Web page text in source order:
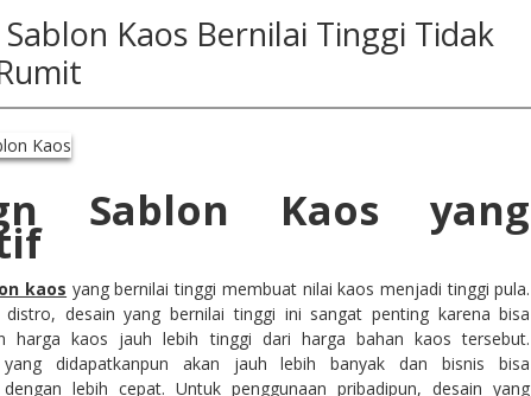
Sablon Kaos Bernilai Tinggi Tidak
Sablon Kaos yang
kaos yang bernilai tinggi membuat nilai kaos menjadi tinggi pula.
distro, desain yang bernilai tinggi ini sangat penting karena bisa
harga kaos jauh lebih tinggi dari harga bahan kaos tersebut.
yang didapatkanpun akan jauh lebih banyak dan bisnis bisa
lebih cepat. Untuk penggunaan pribadipun, desain yang